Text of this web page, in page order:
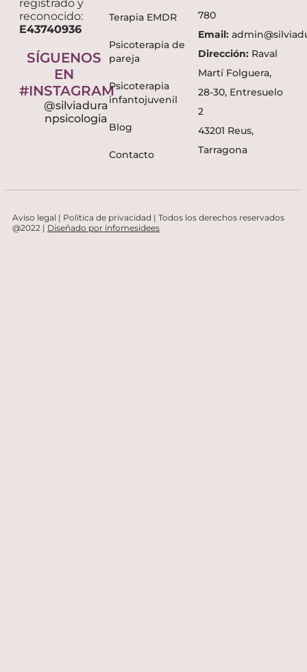
registrado y
reconocido:
E43740936
SÍGUENOS
EN
#INSTAGRAM
@silviadura
npsicologia
Terapia EMDR
Psicoterapia de
pareja
Psicoterapia
infantojuvenil
Blog
Contacto
780
Email:
Dirección: Raval
Martí Folguera,
28-30, Entresuelo
2
43201 Reus,
Tarragona
Aviso legal | Política de privacidad | Todos los derechos reservados
@2022 | Diseñado por infomesidees